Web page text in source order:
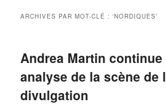
ARCHIVES PAR MOT-CLÉ :‘NORDIQUES’
Andrea Martin continue
analyse de la scène de
divulgation